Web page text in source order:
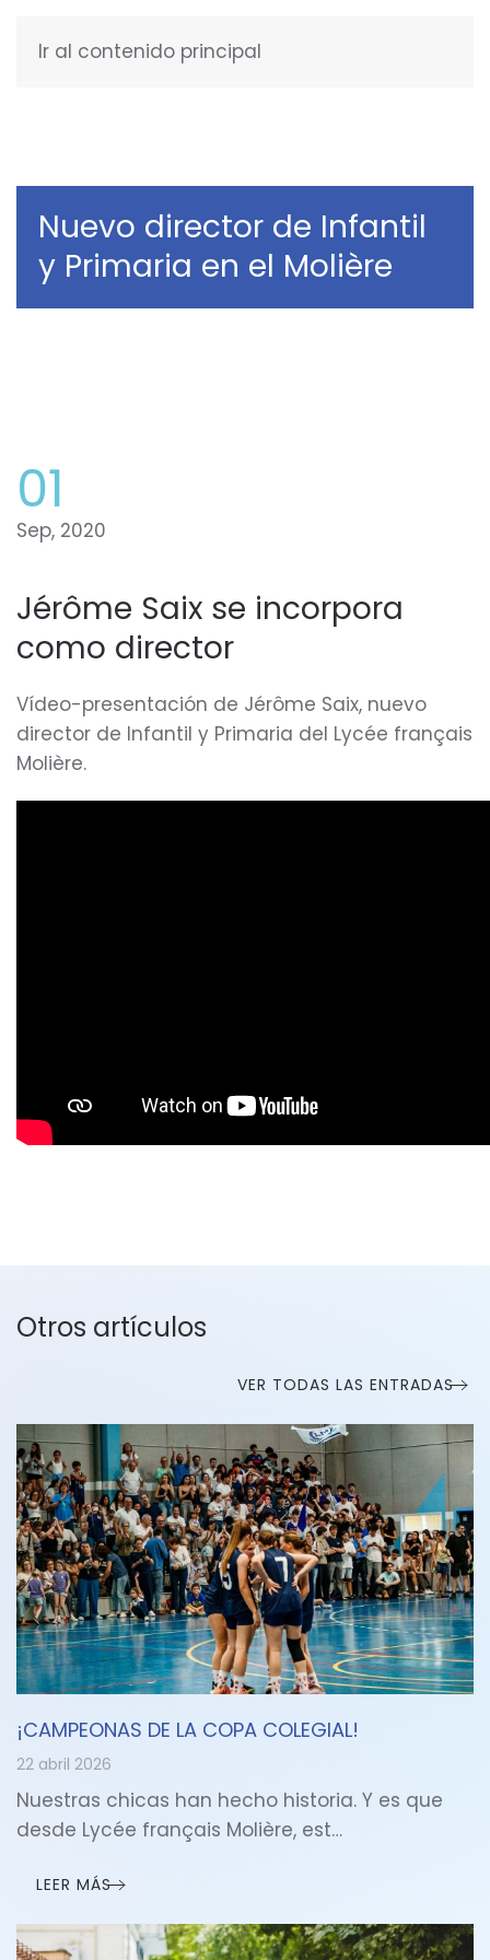
Ir al contenido principal
Nuevo director de Infantil
y Primaria en el Molière
01
Sep, 2020
Jérôme Saix se incorpora
como director
Vídeo-presentación de Jérôme Saix, nuevo
director de Infantil y Primaria del Lycée français
Molière.
Otros artículos
VER TODAS LAS ENTRADAS
¡CAMPEONAS DE LA COPA COLEGIAL!
22 abril 2026
Nuestras chicas han hecho historia. Y es que
desde Lycée français Molière, est…
LEER MÁS